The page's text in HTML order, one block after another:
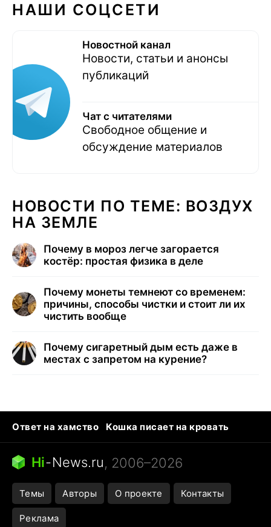
НАШИ СОЦСЕТИ
Новостной канал
Новости, статьи и анонсы
публикаций
Чат с читателями
Свободное общение и
обсуждение материалов
НОВОСТИ ПО ТЕМЕ: ВОЗДУХ
НА ЗЕМЛЕ
Почему в мороз легче загорается
костёр: простая физика в деле
Почему монеты темнеют со временем:
причины, способы чистки и стоит ли их
чистить вообще
Почему сигаретный дым есть даже в
местах с запретом на курение?
Ответ на хамство
Кошка писает на кровать
Тунцы в океанариуме
Следующая пандемия
Ядовитые пауки России
Открытие в Google Maps
Hi-News.ru, 2006–2026
Темы Авторы О проекте Контакты
Реклама